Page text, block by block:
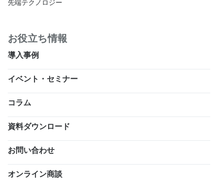
先端テクノロジー
お役立ち情報
導入事例
イベント・セミナー
コラム
資料ダウンロード
お問い合わせ
オンライン商談